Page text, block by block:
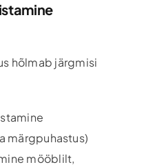
hõlmab järgmisi
märgpuhastus)
mööblilt,